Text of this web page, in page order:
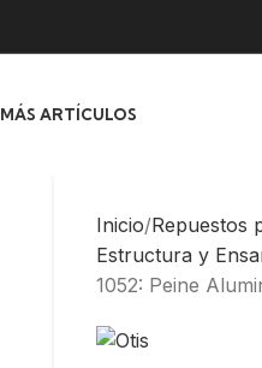
MÁS ARTÍCULOS
Inicio Repuestos
Estructura y
1052: Peine